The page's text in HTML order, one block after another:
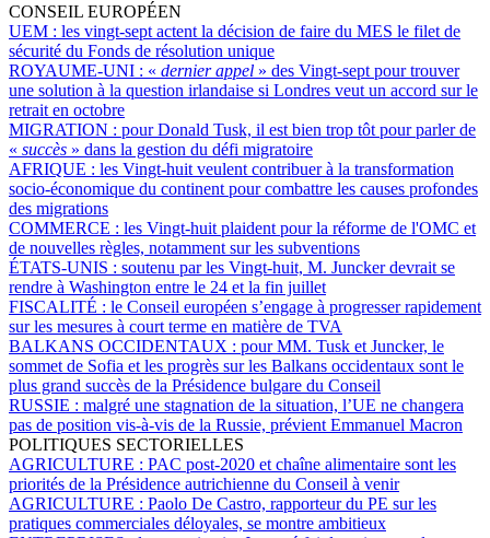
CONSEIL EUROPÉEN
UEM : les vingt-sept actent la décision de faire du MES le filet de
sécurité du Fonds de résolution unique
ROYAUME-UNI : « dernier appel » des Vingt-sept pour trouver
une solution à la question irlandaise si Londres veut un accord sur le
retrait en octobre
MIGRATION : pour Donald Tusk, il est bien trop tôt pour parler de
« succès » dans la gestion du défi migratoire
AFRIQUE : les Vingt-huit veulent contribuer à la transformation
socio-économique du continent pour combattre les causes profondes
des migrations
COMMERCE : les Vingt-huit plaident pour la réforme de l'OMC et
de nouvelles règles, notamment sur les subventions
ÉTATS-UNIS : soutenu par les Vingt-huit, M. Juncker devrait se
rendre à Washington entre le 24 et la fin juillet
FISCALITÉ : le Conseil européen s’engage à progresser rapidement
sur les mesures à court terme en matière de TVA
BALKANS OCCIDENTAUX : pour MM. Tusk et Juncker, le
sommet de Sofia et les progrès sur les Balkans occidentaux sont le
plus grand succès de la Présidence bulgare du Conseil
RUSSIE : malgré une stagnation de la situation, l’UE ne changera
pas de position vis-à-vis de la Russie, prévient Emmanuel Macron
POLITIQUES SECTORIELLES
AGRICULTURE : PAC post-2020 et chaîne alimentaire sont les
priorités de la Présidence autrichienne du Conseil à venir
AGRICULTURE : Paolo De Castro, rapporteur du PE sur les
pratiques commerciales déloyales, se montre ambitieux